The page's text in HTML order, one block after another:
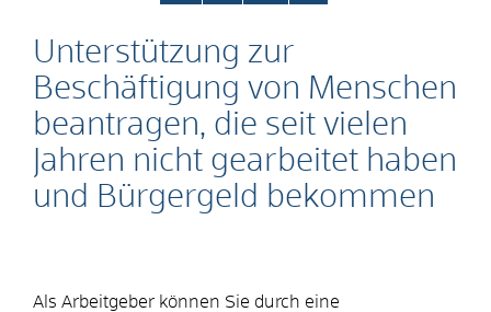
Unterstützung zur
Beschäftigung von Menschen
beantragen, die seit vielen
Jahren nicht gearbeitet haben
und Bürgergeld bekommen
Als Arbeitgeber können Sie durch eine